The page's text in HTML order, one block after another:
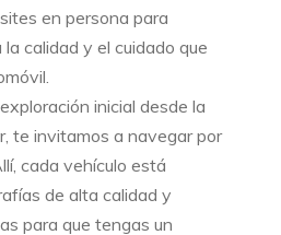
en persona para
calidad y el cuidado que
inicial desde la
te invitamos a navegar por
cada vehículo está
de alta calidad y
para que tengas un